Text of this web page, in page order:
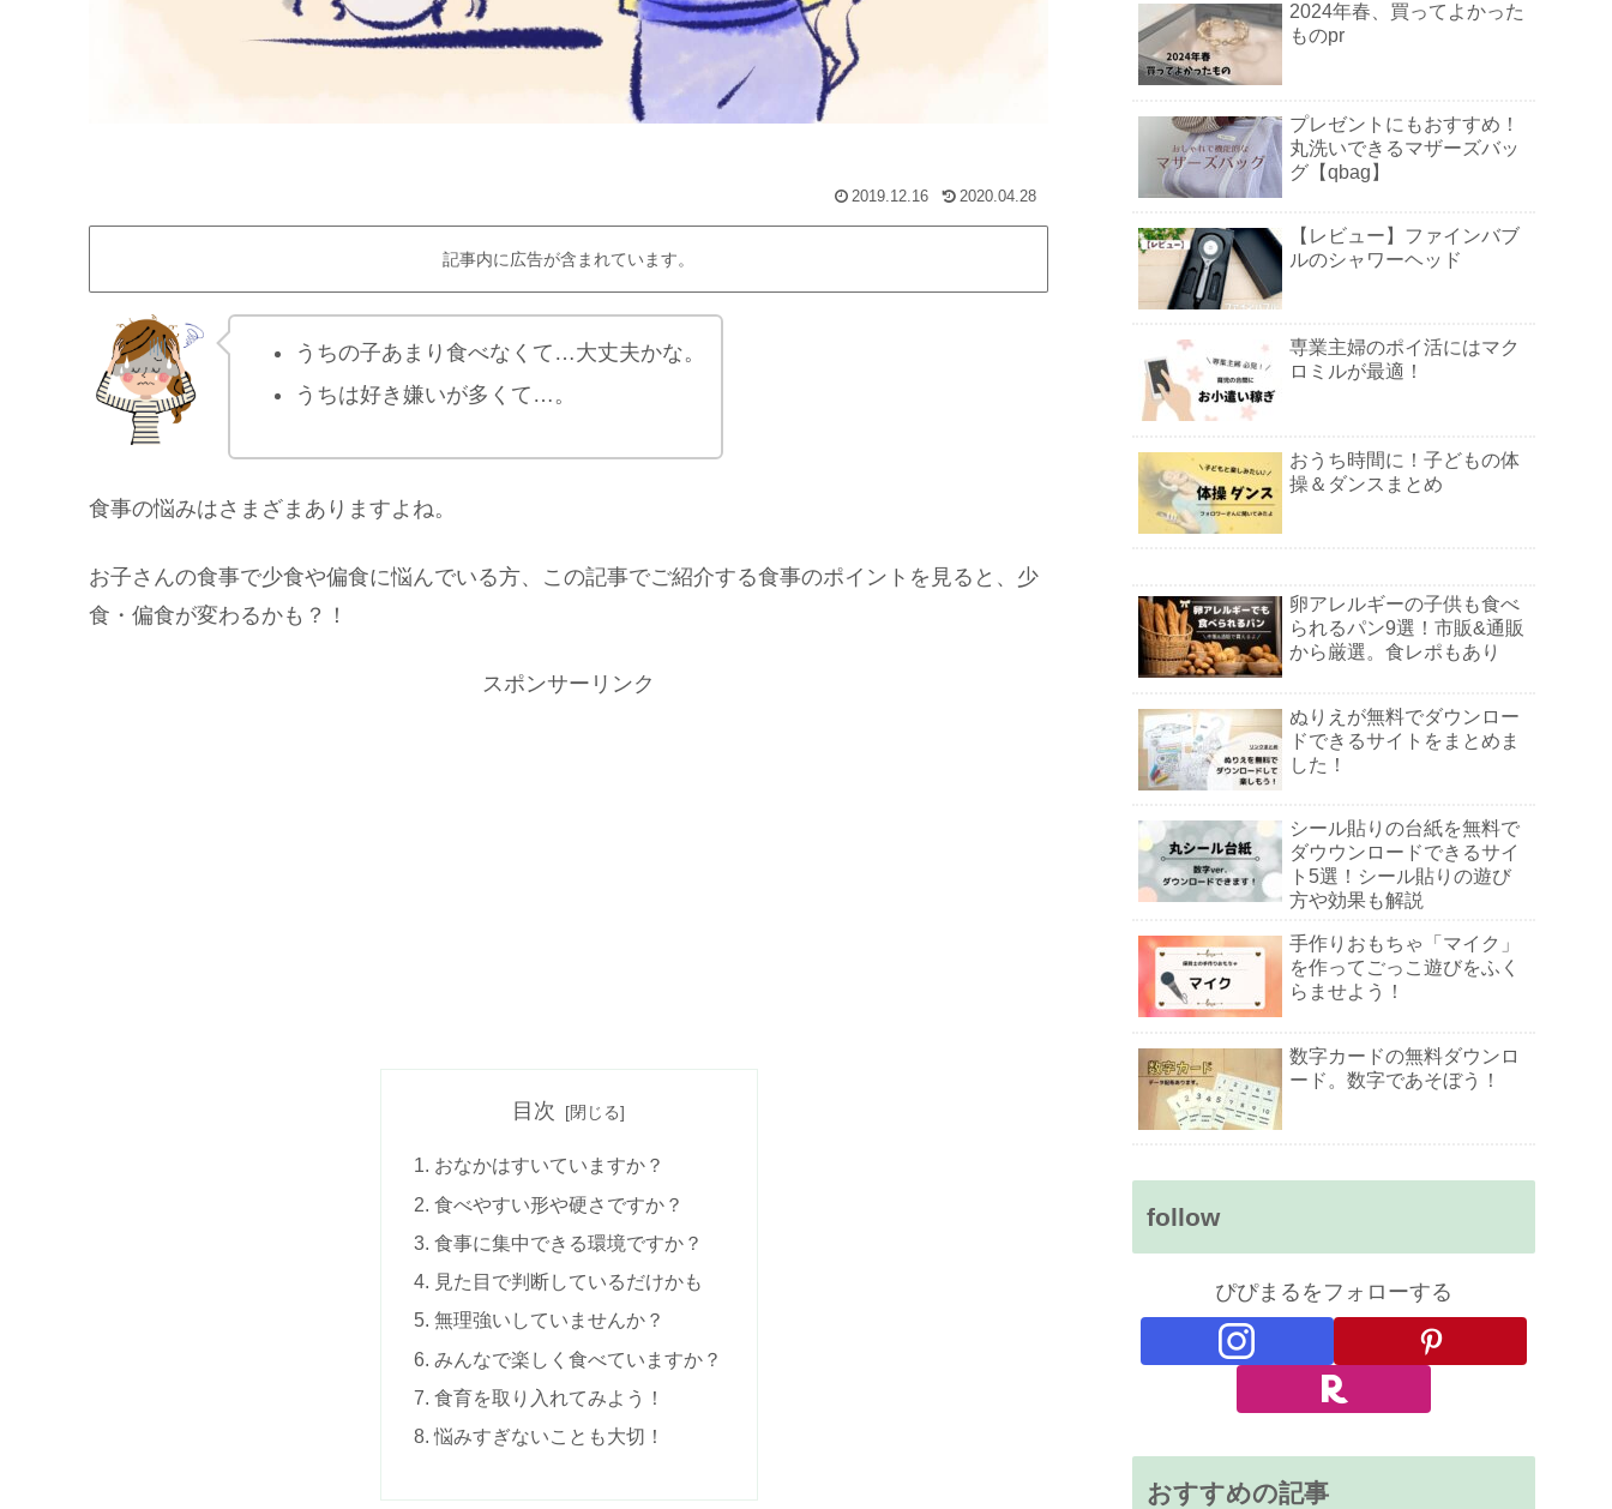
2019.12.16 2020.04.28
記事内に広告が含まれています。
うちの子あまり食べなくて…大丈夫かな。
うちは好き嫌いが多くて…。
食事の悩みはさまざまありますよね。
お子さんの食事で少食や偏食に悩んでいる方、この記事でご紹介する食事のポイントを見ると、少
食・偏食が変わるかも？！
スポンサーリンク
目次
おなかはすいていますか？
食べやすい形や硬さですか？
食事に集中できる環境ですか？
見た目で判断しているだけかも
無理強いしていませんか？
みんなで楽しく食べていますか？
食育を取り入れてみよう！
悩みすぎないことも大切！
2024年春、買ってよかった
ものpr
プレゼントにもおすすめ！
丸洗いできるマザーズバッ
グ【qbag】
【レビュー】ファインバブ
ルのシャワーヘッド
専業主婦のポイ活にはマク
ロミルが最適！
おうち時間に！子どもの体
操＆ダンスまとめ
卵アレルギーの子供も食べ
られるパン9選！市販&通販
から厳選。食レポもあり
ぬりえが無料でダウンロー
ドできるサイトをまとめま
した！
シール貼りの台紙を無料で
ダウウンロードできるサイ
ト5選！シール貼りの遊び
方や効果も解説
手作りおもちゃ「マイク」
を作ってごっこ遊びをふく
らませよう！
数字カードの無料ダウンロ
ード。数字であそぼう！
follow
ぴぴまるをフォローする
おすすめの記事